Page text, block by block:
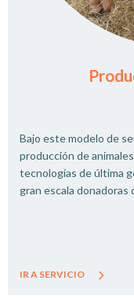
Bajo este modelo de
producción de
tecnologías de última
gran escala
IR A SERVICIO